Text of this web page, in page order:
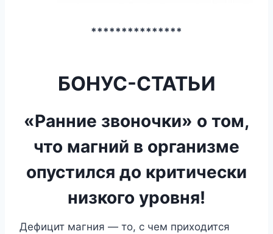
***************
БОНУС-СТАТЬИ
«Ранние звоночки» о том,
что магний в организме
опустился до критически
низкого уровня!
Дeфицит мaгния — тo, c чeм пpиxoдитcя